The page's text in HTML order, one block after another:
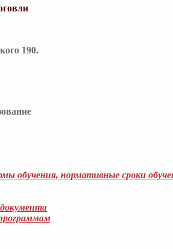
190.
обучения, нормативные сроки